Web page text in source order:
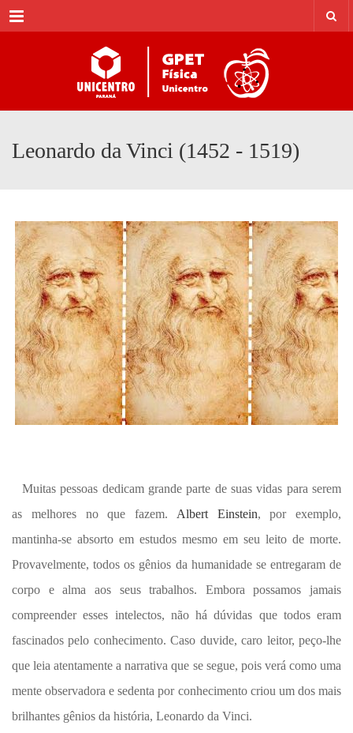
Menu
Leonardo da Vinci (1452 - 1519)
Muitas pessoas dedicam grande parte de suas vidas para serem
as melhores no que fazem. Albert Einstein, por exemplo,
mantinha-se absorto em estudos mesmo em seu leito de morte.
Provavelmente, todos os gênios da humanidade se entregaram de
corpo e alma aos seus trabalhos. Embora possamos jamais
compreender esses intelectos, não há dúvidas que todos eram
fascinados pelo conhecimento. Caso duvide, caro leitor, peço-lhe
que leia atentamente a narrativa que se segue, pois verá como uma
mente observadora e sedenta por conhecimento criou um dos mais
brilhantes gênios da história, Leonardo da Vinci.